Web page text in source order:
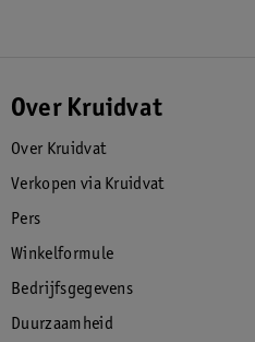
Over Kruidvat
Over Kruidvat
Verkopen via Kruidvat
Pers
Winkelformule
Bedrijfsgegevens
Duurzaamheid